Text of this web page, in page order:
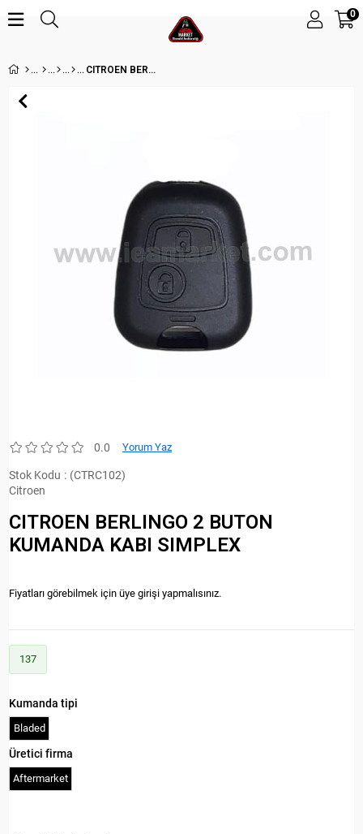
0
CITROEN BERLINGO 2 BUTON KUMANDA KABI SIMPLEX
0.0 Yorum Yaz
Stok Kodu
(CTRC102)
Citroen
CITROEN BERLINGO 2 BUTON
KUMANDA KABI SIMPLEX
Fiyatları görebilmek için üye girişi yapmalısınız.
137
Kumanda tipi
Bladed
Üretici firma
Aftermarket